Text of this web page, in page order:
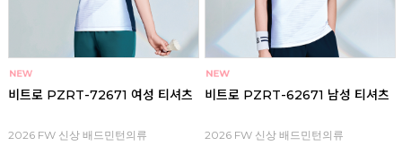
비트로 PZRT-72671 여성 티셔츠
2026 FW 신상 배드민턴의류
비트로 PZRT-62671 남성 티셔츠
2026 FW 신상 배드민턴의류